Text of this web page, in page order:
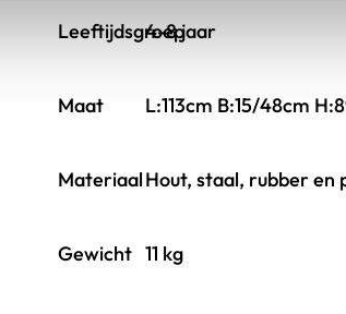
Leeftijdsgroep
4-8 jaar
Maat L:113cm B:15/48cm
MateriaalHout, staal, rubber en
Gewicht 11 kg